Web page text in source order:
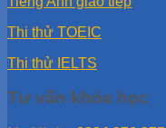
Thi thử TOEIC
Thi thử IELTS
Tư vấn khóa học